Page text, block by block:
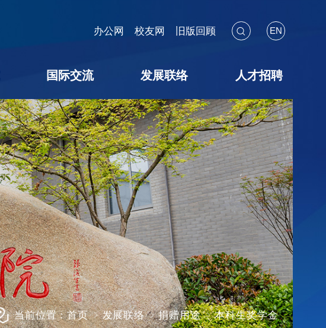
国际交流
海外见闻
国际会议
交流项目
暑期学校
发展联络
校友联络
教育基金
捐赠途径
捐赠鸣谢
捐赠用途
人才招聘
教师招聘
博后招聘
员工招聘
办公网 校友网 旧版回顾 EN
当前位置：首页 发展联络 捐赠用途 本科生奖学金